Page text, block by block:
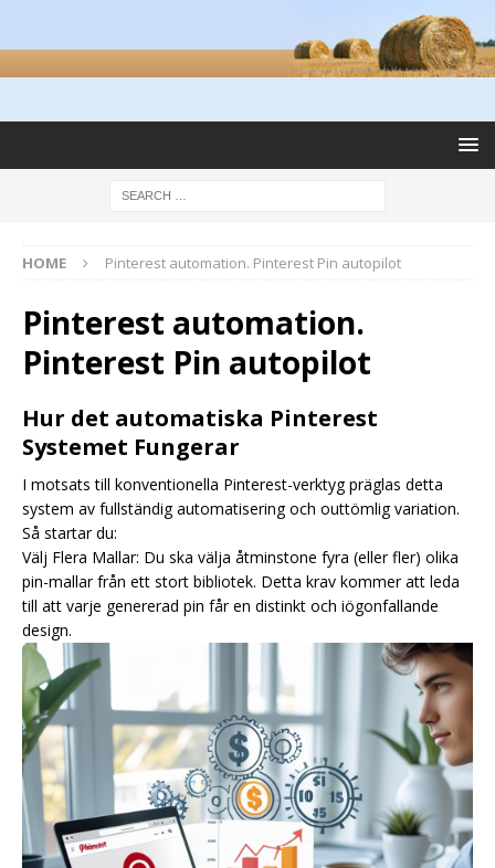
HOME Pinterest automation. Pinterest Pin autopilot
Pinterest automation.
Pinterest Pin autopilot
Hur det automatiska Pinterest
Systemet Fungerar
I motsats till konventionella Pinterest-verktyg präglas detta
system av fullständig automatisering och outtömlig variation.
Så startar du:
Välj Flera Mallar: Du ska välja åtminstone fyra (eller fler) olika
pin-mallar från ett stort bibliotek. Detta krav kommer att leda
till att varje genererad pin får en distinkt och iögonfallande
design.